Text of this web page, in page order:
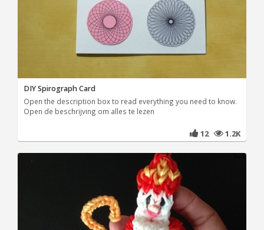
DIY Spirograph Card
Open the description box to read everything you need to know.
Open de beschrijving om alles te lezen
12 1.2K